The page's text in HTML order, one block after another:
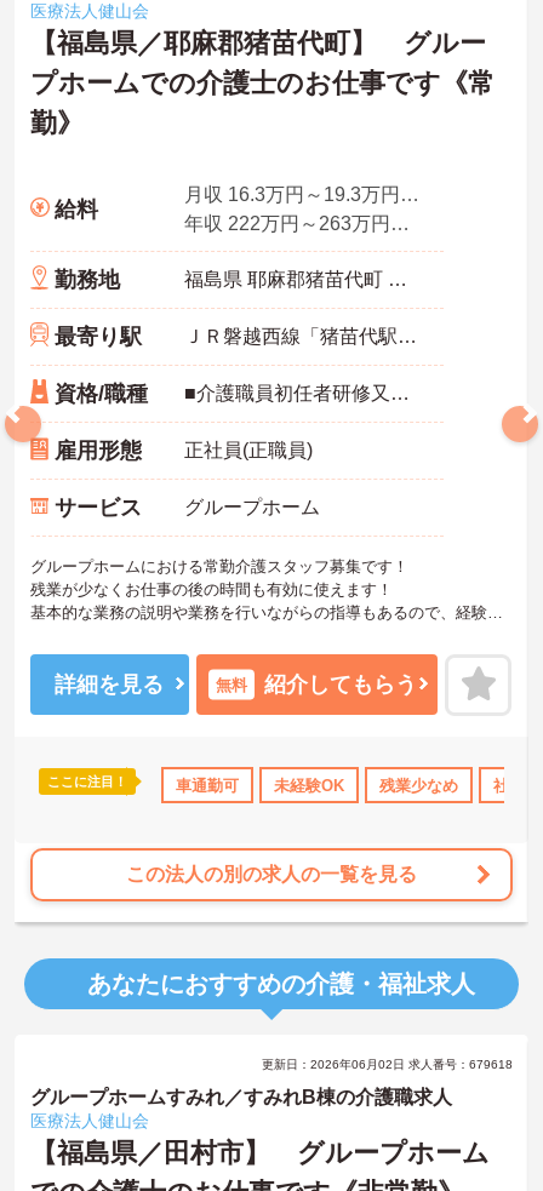
残業少なめ 交通費支給
医療法人健山会
【福島県／耶麻郡猪苗代町】 グルー
プホームでの介護士のお仕事です《常
勤》
給料
月収 16.3万円～19.3万円程度（夜勤5回分手当、処遇改善手当込）
年収 222万円～263万円程度（賞与2.0ヵ月の場合）
勤務地 福島県 耶麻郡猪苗代町 梨木西44-1
最寄り駅 ＪＲ磐越西線「猪苗代駅」バス・車7分
資格/職種 ■介護職員初任者研修又はホームヘルパー2級以上の資格があれば尚可 ※未経験相談可能 ■普通自動車運転免許（AT限定可／必須）
雇用形態 正社員(正職員)
サービス グループホーム
グループホームにおける常勤介護スタッフ募集です！
残業が少なくお仕事の後の時間も有効に使えます！
基本的な業務の説明や業務を行いながらの指導もあるので、経験の
ご興味ある方には、面接対策ポイントなど、さらに詳細をお話しい
たしますのでお気軽にご相談ください。
詳細を見る 無料 紹介してもらう
ここに注目！ 車通勤可 未経験OK 残業少なめ 社会
この法人の別の求人の一覧を見る
あなたにおすすめの介護・福祉求人
更新日：2026年06月02日 求人番号：679618
グループホームすみれ／すみれB棟の介護職求人
医療法人健山会
【福島県／田村市】 グループホーム